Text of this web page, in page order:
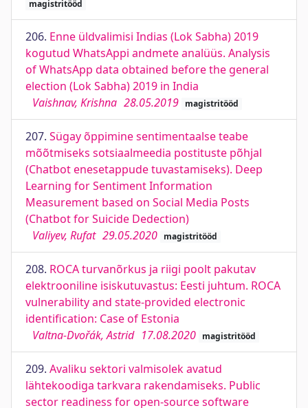
magistritööd
206. Enne üldvalimisi Indias (Lok Sabha) 2019
kogutud WhatsAppi andmete analüüs. Analysis
of WhatsApp data obtained before the general
election (Lok Sabha) 2019 in India
Vaishnav, Krishna 28.05.2019 magistritööd
207. Sügay õppimine sentimentaalse teabe
mõõtmiseks sotsiaalmeedia postituste põhjal
(Chatbot enesetappude tuvastamiseks). Deep
Learning for Sentiment Information
Measurement based on Social Media Posts
(Chatbot for Suicide Dedection)
Valiyev, Rufat 29.05.2020 magistritööd
208. ROCA turvanõrkus ja riigi poolt pakutav
elektrooniline isiskutuvastus: Eesti juhtum. ROCA
vulnerability and state-provided electronic
identification: Case of Estonia
Valtna-Dvořák, Astrid 17.08.2020 magistritööd
209. Avaliku sektori valmisolek avatud
lähtekoodiga tarkvara rakendamiseks. Public
sector readiness for open-source software